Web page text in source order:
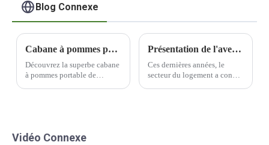
Blog Connexe
Cabane à pommes portable - Magnifique café
Découvrez la superbe cabane
à pommes portable de
Présentation de l'avenir du logement : les maisons préfabriquées
Ces dernières années, le
secteur du logement a connu
Vidéo Connexe